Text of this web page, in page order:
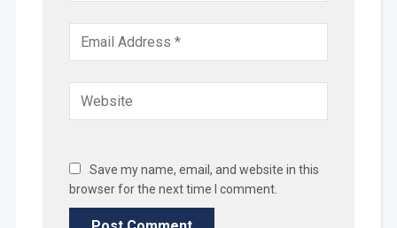
Save my name, email, and website in this
browser for the next time I comment.